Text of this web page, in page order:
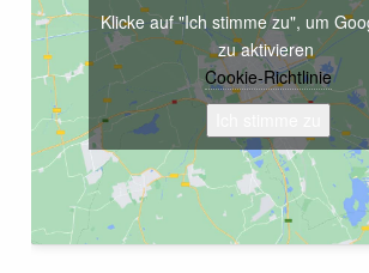
Klicke auf "Ich stimme zu", um
zu aktivieren
Cookie-Richtlinie